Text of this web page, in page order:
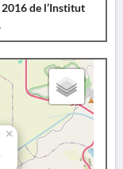
de l’Institut
×